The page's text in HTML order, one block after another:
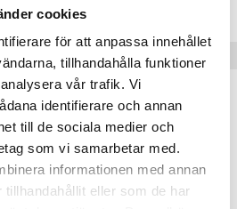
cookies
för att anpassa innehållet
tillhandahålla funktioner
vår trafik. Vi
identifierare och annan
till de sociala medier och
som vi samarbetar med.
informationen med annan
eller som de har
sinulle